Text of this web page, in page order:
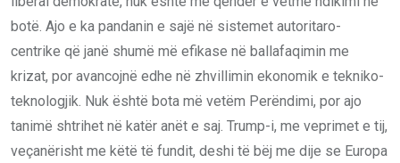
botë. Ajo e ka pandanin e sajë në sistemet autoritaro-
centrike që janë shumë më efikase në ballafaqimin me
krizat, por avancojnë edhe në zhvillimin ekonomik e tekniko-
teknologjik. Nuk është bota më vetëm Perëndimi, por ajo
tanimë shtrihet në katër anët e saj. Trump-i, me veprimet e tij,
veçanërisht me këtë të fundit, deshi të bëj me dije se Europa